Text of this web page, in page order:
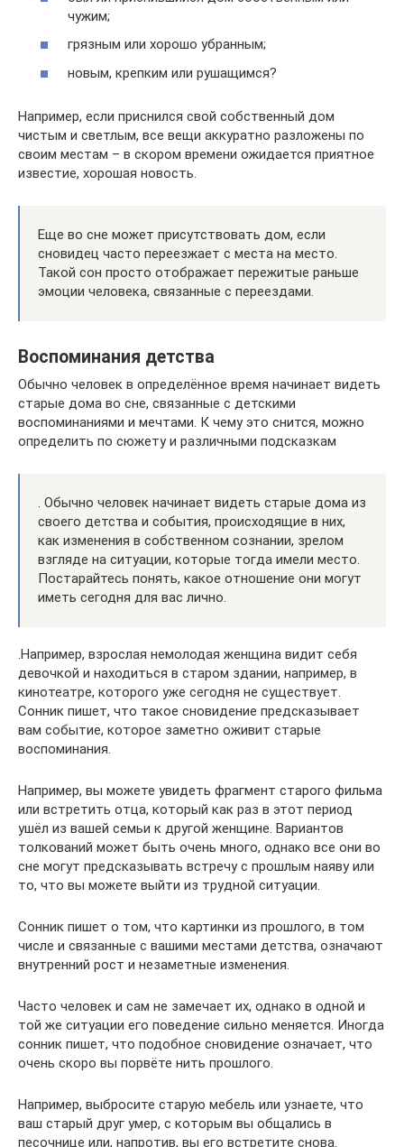
чужим;
грязным или хорошо убранным;
новым, крепким или рушащимся?
Например, если приснился свой собственный дом
чистым и светлым, все вещи аккуратно разложены по
своим местам – в скором времени ожидается приятное
известие, хорошая новость.
Еще во сне может присутствовать дом, если
сновидец часто переезжает с места на место.
Такой сон просто отображает пережитые раньше
эмоции человека, связанные с переездами.
Воспоминания детства
Обычно человек в определённое время начинает видеть
старые дома во сне, связанные с детскими
воспоминаниями и мечтами. К чему это снится, можно
определить по сюжету и различными подсказкам
. Обычно человек начинает видеть старые дома из
своего детства и события, происходящие в них,
как изменения в собственном сознании, зрелом
взгляде на ситуации, которые тогда имели место.
Постарайтесь понять, какое отношение они могут
иметь сегодня для вас лично.
.Например, взрослая немолодая женщина видит себя
девочкой и находиться в старом здании, например, в
кинотеатре, которого уже сегодня не существует.
Сонник пишет, что такое сновидение предсказывает
вам событие, которое заметно оживит старые
воспоминания.
Например, вы можете увидеть фрагмент старого фильма
или встретить отца, который как раз в этот период
ушёл из вашей семьи к другой женщине. Вариантов
толкований может быть очень много, однако все они во
сне могут предсказывать встречу с прошлым наяву или
то, что вы можете выйти из трудной ситуации.
Сонник пишет о том, что картинки из прошлого, в том
числе и связанные с вашими местами детства, означают
внутренний рост и незаметные изменения.
Часто человек и сам не замечает их, однако в одной и
той же ситуации его поведение сильно меняется. Иногда
сонник пишет, что подобное сновидение означает, что
очень скоро вы порвёте нить прошлого.
Например, выбросите старую мебель или узнаете, что
ваш старый друг умер, с которым вы общались в
песочнице или, напротив, вы его встретите снова.